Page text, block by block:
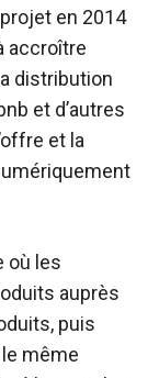
en 2014
accroître
distribution
et d’autres
et la
où les
auprès
puis
même